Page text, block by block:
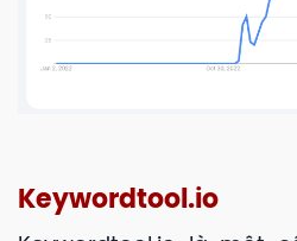
Keywordtool.io